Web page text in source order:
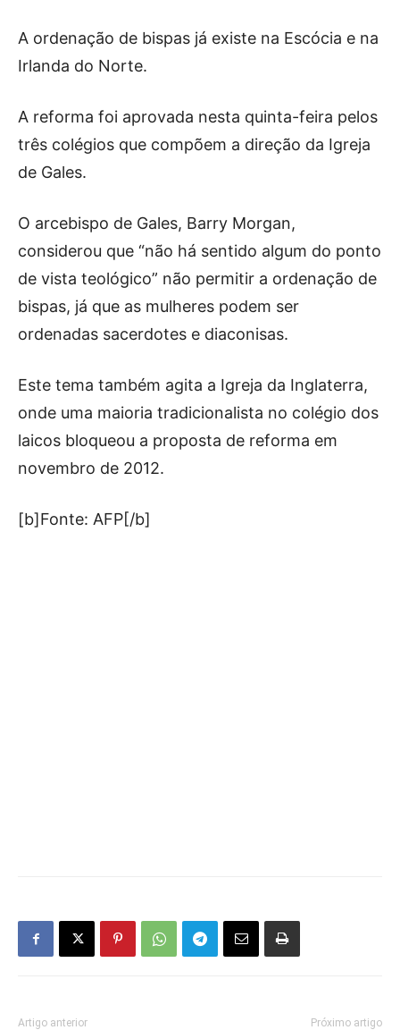
A ordenação de bispas já existe na Escócia e na
Irlanda do Norte.
A reforma foi aprovada nesta quinta-feira pelos
três colégios que compõem a direção da Igreja
de Gales.
O arcebispo de Gales, Barry Morgan,
considerou que “não há sentido algum do ponto
de vista teológico” não permitir a ordenação de
bispas, já que as mulheres podem ser
ordenadas sacerdotes e diaconisas.
Este tema também agita a Igreja da Inglaterra,
onde uma maioria tradicionalista no colégio dos
laicos bloqueou a proposta de reforma em
novembro de 2012.
[b]Fonte: AFP[/b]
Artigo anterior Próximo artigo